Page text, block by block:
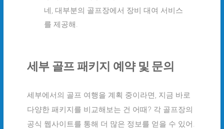
네, 대부분의 골프장에서 장비 대여 서비스
를 제공해.
세부 골프 패키지 예약 및 문의
세부에서의 골프 여행을 계획 중이라면, 지금 바로
다양한 패키지를 비교해보는 건 어때? 각 골프장의
공식 웹사이트를 통해 더 많은 정보를 얻을 수 있어.